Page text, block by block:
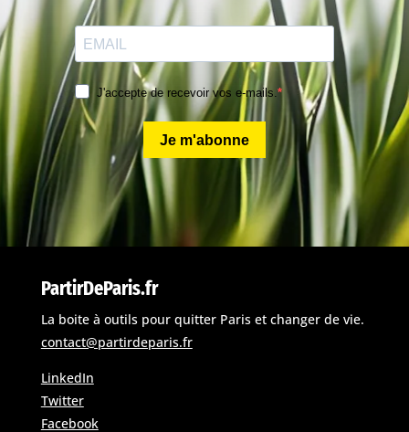
J'accepte de recevoir vos e-mails.
Je m'abonne
PartirDeParis.fr
La boite à outils pour quitter Paris et changer de vie.
contact@partirdeparis.fr
LinkedIn
Twitter
Facebook